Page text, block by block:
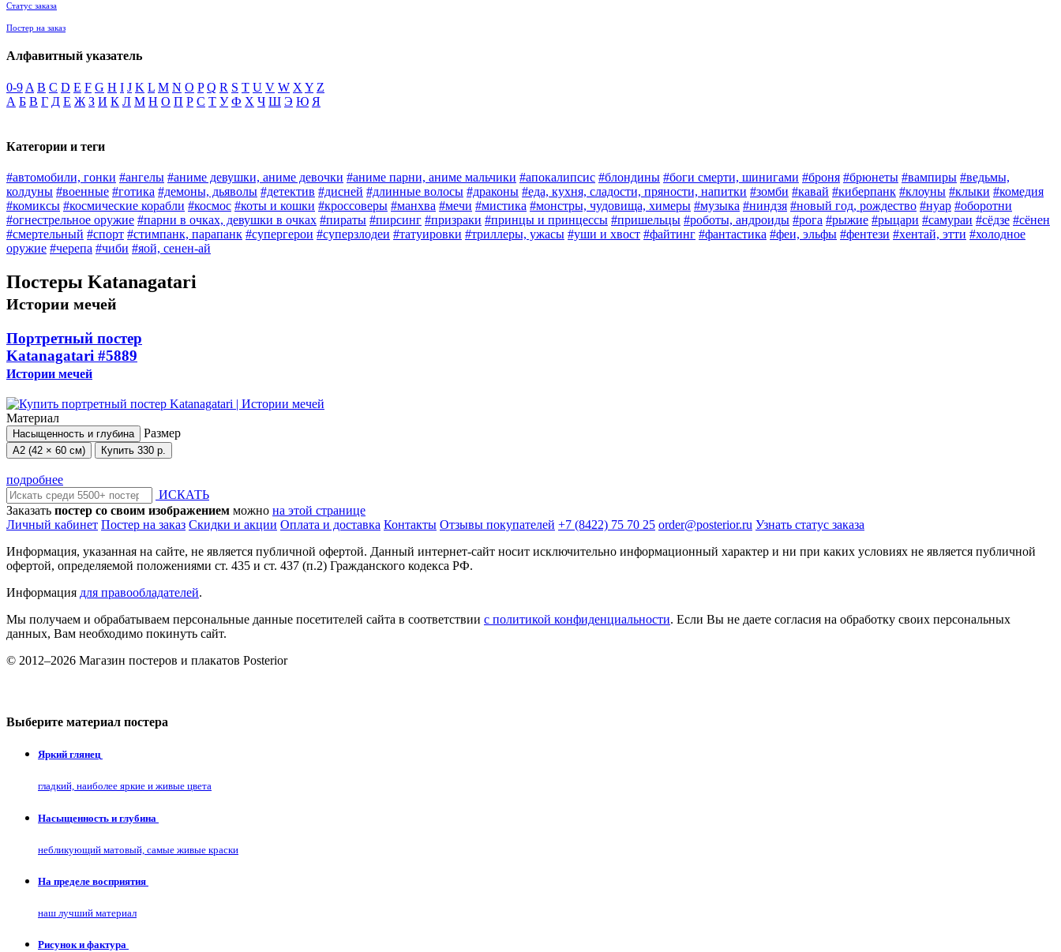
Статус заказа
Постер на заказ
Алфавитный указатель
0-9 A B C D E F G H I J K L M N O P Q R S T U V W X Y Z
А Б В Г Д Е Ж З И К Л М Н О П Р С Т У Ф Х Ч Ш Э Ю Я
Категории и теги
#автомобили, гонки #ангелы #аниме девушки, аниме девочки #аниме парни, аниме мальчики #апокалипсис #блондины #боги смерти, шинигами #броня #брюнеты #вампиры #ведьмы,
колдуны #военные #готика #демоны, дьяволы #детектив #дисней #длинные волосы #драконы #еда, кухня, сладости, пряности, напитки #зомби #кавай #киберпанк #клоуны #клыки #комедия
#комиксы #космические корабли #космос #коты и кошки #кроссоверы #манхва #мечи #мистика #монстры, чудовища, химеры #музыка #ниндзя #новый год, рождество #нуар #оборотни
#огнестрельное оружие #парни в очках, девушки в очках #пираты #пирсинг #призраки #принцы и принцессы #пришельцы #роботы, андроиды #рога #рыжие #рыцари #самураи #сёдзе #сёнен
#смертельный #спорт #стимпанк, парапанк #супергерои #суперзлодеи #татуировки #триллеры, ужасы #уши и хвост #файтинг #фантастика #феи, эльфы #фентези #хентай, этти #холодное
оружие #черепа #чиби #яой, сенен-ай
Постеры Katanagatari
Истории мечей
Портретный постер
Katanagatari #5889
Истории мечей
Материал
Насыщенность и глубина Размер
А2 (42 × 60 см) Купить 330 р.
подробнее
ИСКАТЬ
Заказать постер со своим изображением можно на этой странице
Личный кабинет Постер на заказ Скидки и акции Оплата и доставка Контакты Отзывы покупателей +7 (8422) 75 70 25 order@posterior.ru Узнать статус заказа
Информация, указанная на сайте, не является публичной офертой. Данный интернет-сайт носит исключительно информационный характер и ни при каких условиях не является публичной
офертой, определяемой положениями ст. 435 и ст. 437 (п.2) Гражданского кодекса РФ.
Информация для правообладателей.
Мы получаем и обрабатываем персональные данные посетителей сайта в соответствии с политикой конфиденциальности. Если Вы не даете согласия на обработку своих персональных
данных, Вам необходимо покинуть сайт.
© 2012–2026 Магазин постеров и плакатов Posterior
Выберите материал постера
Яркий глянец
гладкий, наиболее яркие и живые цвета
Насыщенность и глубина
небликующий матовый, самые живые краски
На пределе восприятия
наш лучший материал
Рисунок и фактура